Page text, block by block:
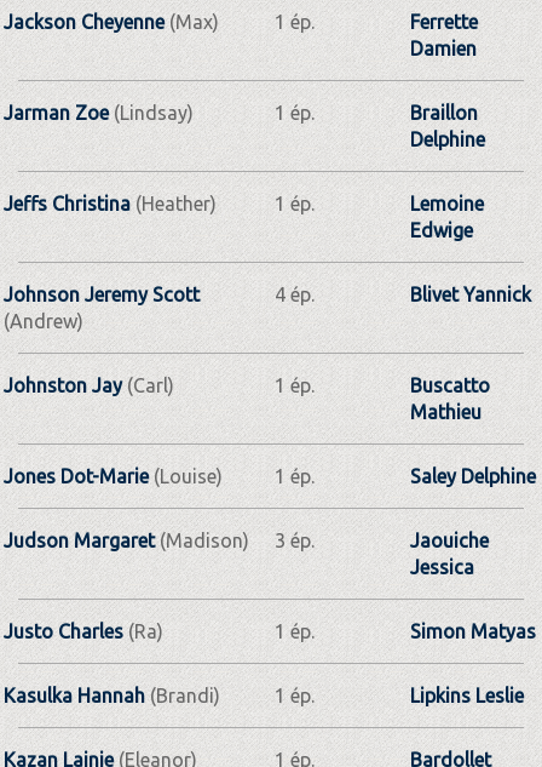
Jackson Cheyenne(Max) 1 ép.
Ferrette
Damien
Jarman Zoe(Lindsay) 1 ép.
Braillon
Delphine
Jeffs Christina(Heather) 1 ép.
Lemoine
Edwige
Johnson Jeremy Scott
(Andrew)
4 ép. Blivet Yannick
Johnston Jay(Carl) 1 ép.
Buscatto
Mathieu
Jones Dot-Marie(Louise) 1 ép. Saley Delphine
Judson Margaret(Madison) 3 ép.
Jaouiche
Jessica
Justo Charles (Ra) 1 ép. Simon Matyas
Kasulka Hannah(Brandi) 1 ép. Lipkins Leslie
Kazan Lainie(Eleanor) 1 ép. Bardollet